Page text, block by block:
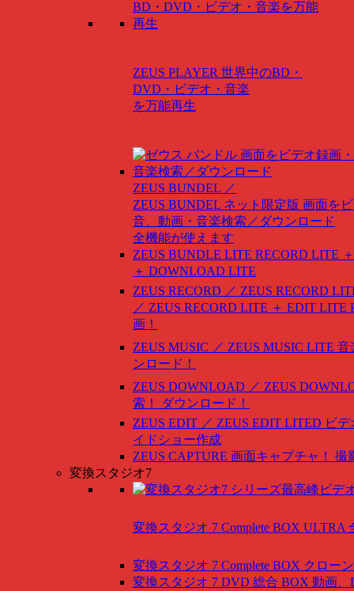
ZEUS PLAYER 世界中のBD・
DVD・ビデオ・音楽
を万能再生
ZEUS BUNDEL ／
ZEUS BUNDEL ネット限定版 画面を
音、動画・音楽検索／ダウンロード
全機能が使えます
ZEUS BUNDLE LITE RECORD LITE
＋ DOWNLOAD LITE
ZEUS RECORD ／ ZEUS RECORD
／ ZEUS RECORD LITE ＋ EDIT LITE
画！
ZEUS MUSIC ／ ZEUS MUSIC LITE 音
ンロード！
ZEUS DOWNLOAD ／ ZEUS
索！ ダウンロード！
ZEUS EDIT ／ ZEUS EDIT LITED ビ
イドショー作成
ZEUS CAPTURE 画面キャプチャ！ 撮
変換スタジオ7
変換スタジオ 7 Complete BOX ULTRA
変換スタジオ 7 Complete BOX クロー
変換スタジオ 7 DVD 総合 BOX 動画、